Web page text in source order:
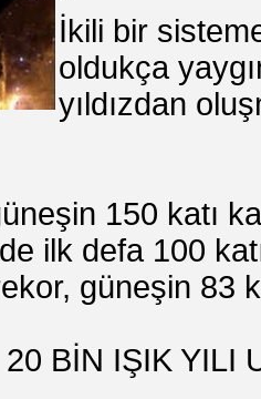
İkili bir
oldukça
yıldızdan
150 katı
ilk defa 100
güneşin 83
BİN IŞIK YILI